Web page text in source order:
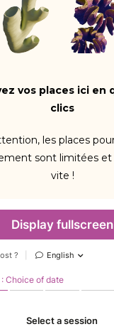
vos places ici en
clics
les places
sont limitées
vite !